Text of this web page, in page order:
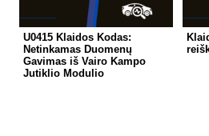
U0415 Klaidos Kodas:
Netinkamas Duomenų
Gavimas iš Vairo Kampo
Jutiklio Modulio